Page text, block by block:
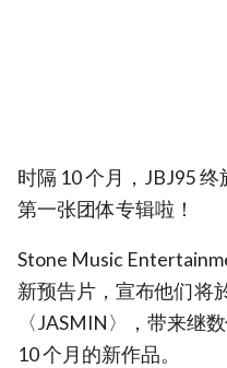
时隔 10 个月，JBJ95
第一张团体专辑啦！
Stone Music
新预告片，宣布他们将
〈JASMIN〉，带来继
10 个月的新作品。